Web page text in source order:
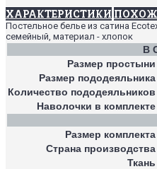
ХАРАКТЕРИСТИКИ
Постельное белье из сатина
семейный, материал - хлопок
В
Размер простыни
Размер пододеяльника
Количество пододеяльников
Наволочки в комплекте
Размер комплекта
Страна производства
Ткань